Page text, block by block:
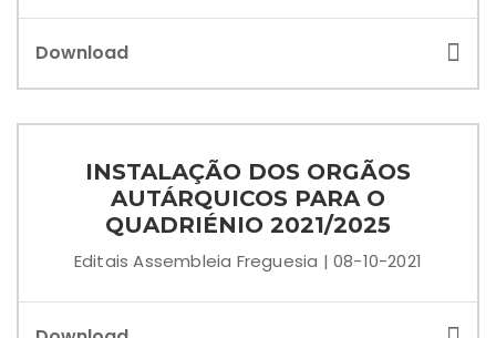
Download
INSTALAÇÃO DOS ORGÃOS
AUTÁRQUICOS PARA O
QUADRIÉNIO 2021/2025
Editais Assembleia Freguesia | 08-10-2021